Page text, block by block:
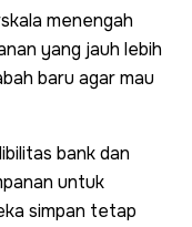
menengah
yang jauh lebih
baru agar mau
bank dan
untuk
simpan tetap